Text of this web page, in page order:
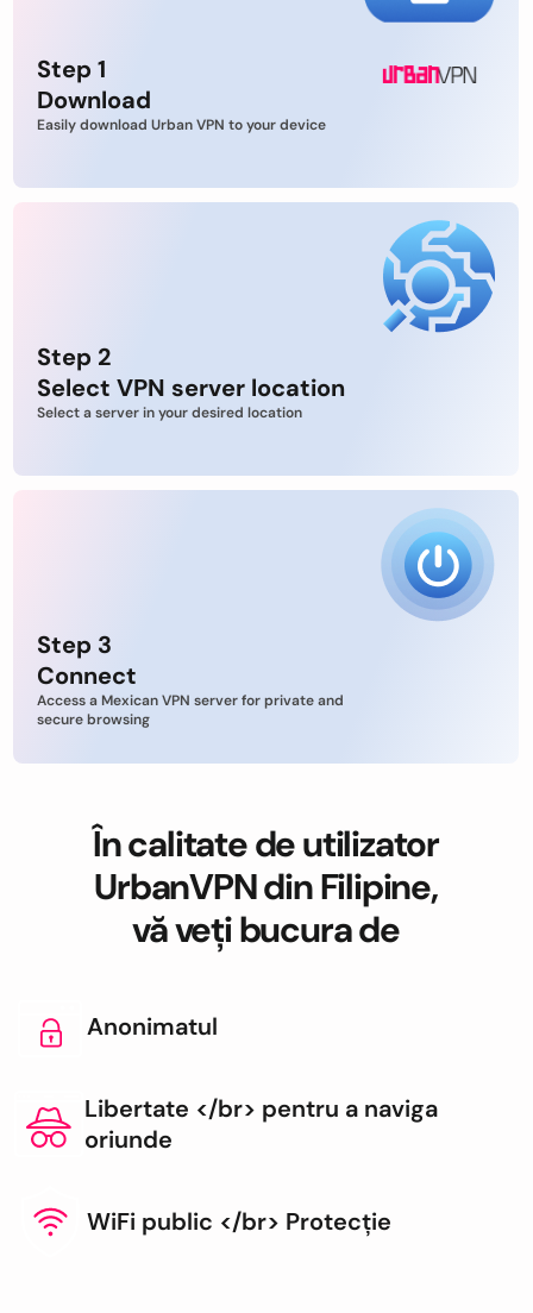
Step 1
Download
Easily download Urban VPN to your device
Step 2
Select VPN server location
Select a server in your desired location
Step 3
Connect
Access a Mexican VPN server for private and
secure browsing
În calitate de utilizator
UrbanVPN din Filipine,
vă veți bucura de
Anonimatul
Libertate </br> pentru a naviga
oriunde
WiFi public </br> Protecție